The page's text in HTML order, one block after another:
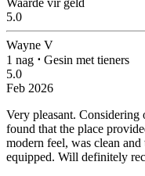
Waarde vir geld
5.0
Wayne V
1 nag ⋅ Gesin met tieners
5.0
Feb 2026
Very pleasant. Considering
found that the place
modern feel, was clean
equipped. Will definitely